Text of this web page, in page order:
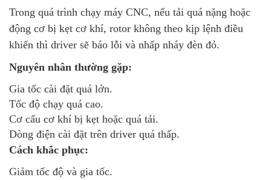
Trong quá trình chạy máy CNC, nếu tải quá nặng hoặc
động cơ bị kẹt cơ khí, rotor không theo kịp lệnh điều
khiển thì driver sẽ báo lỗi và nhấp nháy đèn đỏ.
Nguyên nhân thường gặp:
Gia tốc cài đặt quá lớn.
Tốc độ chạy quá cao.
Cơ cấu cơ khí bị kẹt hoặc quá tải.
Dòng điện cài đặt trên driver quá thấp.
Cách khắc phục:
Giảm tốc độ và gia tốc.